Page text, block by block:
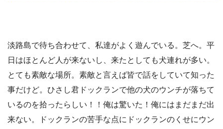
淡路島で待ち合わせて、私達がよく遊んでいる。芝へ。平
日はほとんど人が来ないし、来たとしても犬連れが多い。
とても素敵な場所。素敵と言えば皆で話をしていて知った
事だけど。ひさし君ドックランで他の犬のウンチが落ちて
いるのを拾ったらしい！！俺は驚いた！俺にはまだまだ出
来ない。ドックランの苦手な点にドックランのくせにウン